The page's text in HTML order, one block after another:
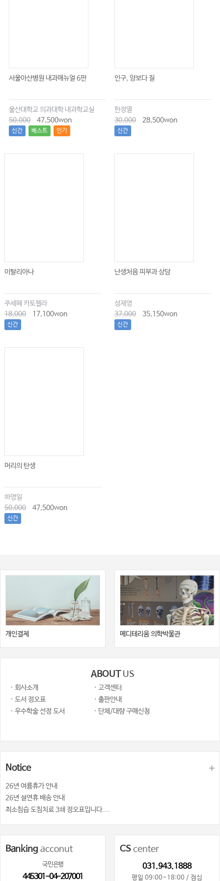
서울아산병원 내과매뉴얼 6판
울산대학교 의과대학 내과학교실
50,000
47,500won
신간 베스트 인기
인구, 양보다 질
한정열
30,000
28,500won
신간
이탈리아나
주세페 카토첼라
18,000
17,100won
신간
난생처음 피부과 상담
성재영
37,000
35,150won
신간
머리의 탄생
하영일
50,000
47,500won
신간
개인결제 메디테리움 의학박물관
ABOUT US
· 회사소개
· 고객센터
· 도서 정오표
· 출판안내
· 우수학술 선정 도서
· 단체/대량 구매신청
Notice
26년 여륨휴가 안내
26년 설연휴 배송 안내
최소침습 도침치료 3쇄 정오표입니다....
Banking acconut
국민은행
445301-04-207001
CScenter
031.943.1888
평일 09:00~18:00 / 점심